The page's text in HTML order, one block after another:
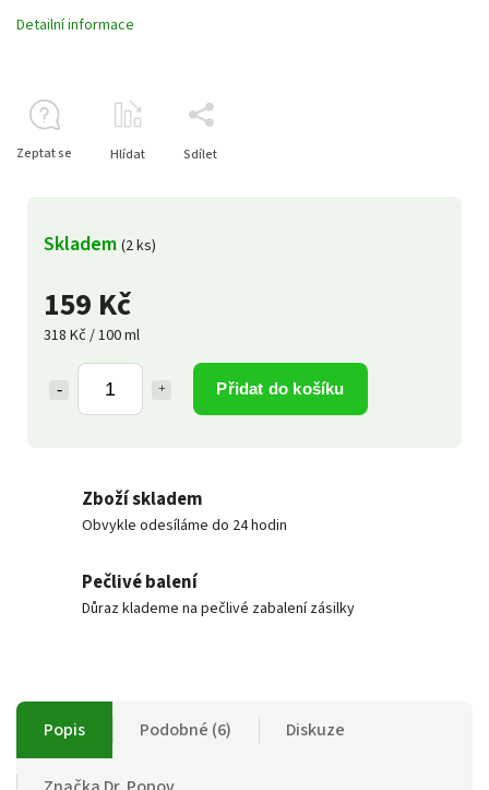
159 Kč
318 Kč / 100 ml
Přidat do košíku
Skladem (2 ks)
Detailní informace
Zeptat se Hlídat Sdílet
Zboží skladem
Obvykle odesíláme do 24 hodin
Pečlivé balení
Důraz klademe na pečlivé zabalení zásilky
Popis Podobné (6) Diskuze